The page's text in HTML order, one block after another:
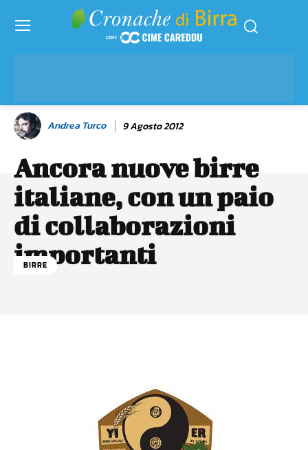
Andrea Turco 9 Agosto 2012
Ancora nuove birre
italiane, con un paio
di collaborazioni
importanti
BIRRE